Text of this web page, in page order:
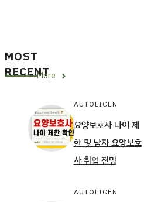
MOST
RECENT
More
AUTOLICEN
요양보호사 나이 제
한 및 남자 요양보호
사 취업 전망
AUTOLICEN